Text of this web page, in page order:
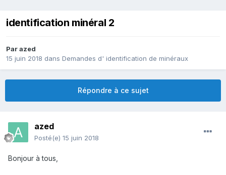
identification minéral 2
Parazed
15 juin 2018 dans Demandes d' identification de minéraux
Répondre à ce sujet
azed
Posté(e) 15 juin 2018
Bonjour à tous,